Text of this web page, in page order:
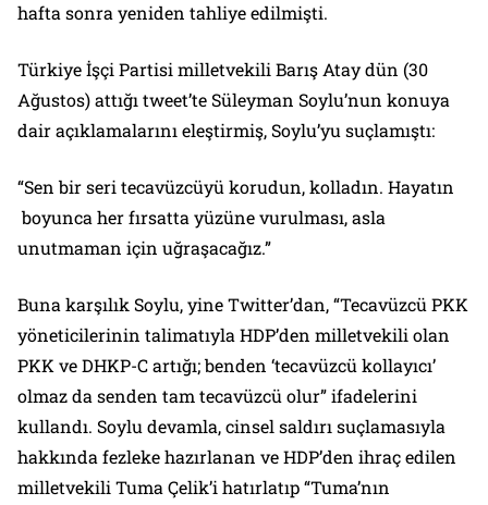
hafta sonra yeniden tahliye edilmişti.
Türkiye İşçi Partisi milletvekili Barış Atay dün (30
Ağustos) attığı tweet’te Süleyman Soylu’nun konuya
dair açıklamalarını eleştirmiş, Soylu’yu suçlamıştı:
“Sen bir seri tecavüzcüyü korudun, kolladın. Hayatın
boyunca her fırsatta yüzüne vurulması, asla
unutmaman için uğraşacağız.”
Buna karşılık Soylu, yine Twitter’dan, “Tecavüzcü PKK
yöneticilerinin talimatıyla HDP’den milletvekili olan
PKK ve DHKP-C artığı; benden ‘tecavüzcü kollayıcı’
olmaz da senden tam tecavüzcü olur” ifadelerini
kullandı. Soylu devamla, cinsel saldırı suçlamasıyla
hakkında fezleke hazırlanan ve HDP’den ihraç edilen
milletvekili Tuma Çelik’i hatırlatıp “Tuma’nın